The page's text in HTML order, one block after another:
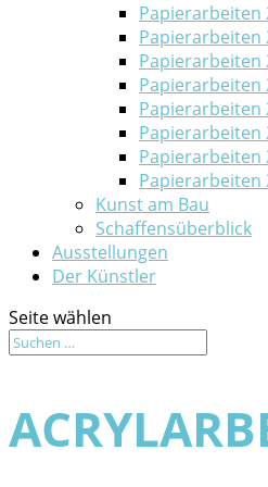
Papierarbeiten
Papierarbeiten
Papierarbeiten
Papierarbeiten
Papierarbeiten
Papierarbeiten
Papierarbeiten
Papierarbeiten
Kunst am Bau
Schaffensüberblick
Ausstellungen
Der Künstler
Seite wählen